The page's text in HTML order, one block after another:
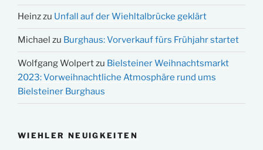
Heinzzu Unfall auf der Wiehltalbrücke geklärt
Michael zu Burghaus: Vorverkauf fürs Frühjahr startet
Wolfgang Wolpertzu Bielsteiner Weihnachtsmarkt
2023: Vorweihnachtliche Atmosphäre rund ums
Bielsteiner Burghaus
WIEHLER NEUIGKEITEN